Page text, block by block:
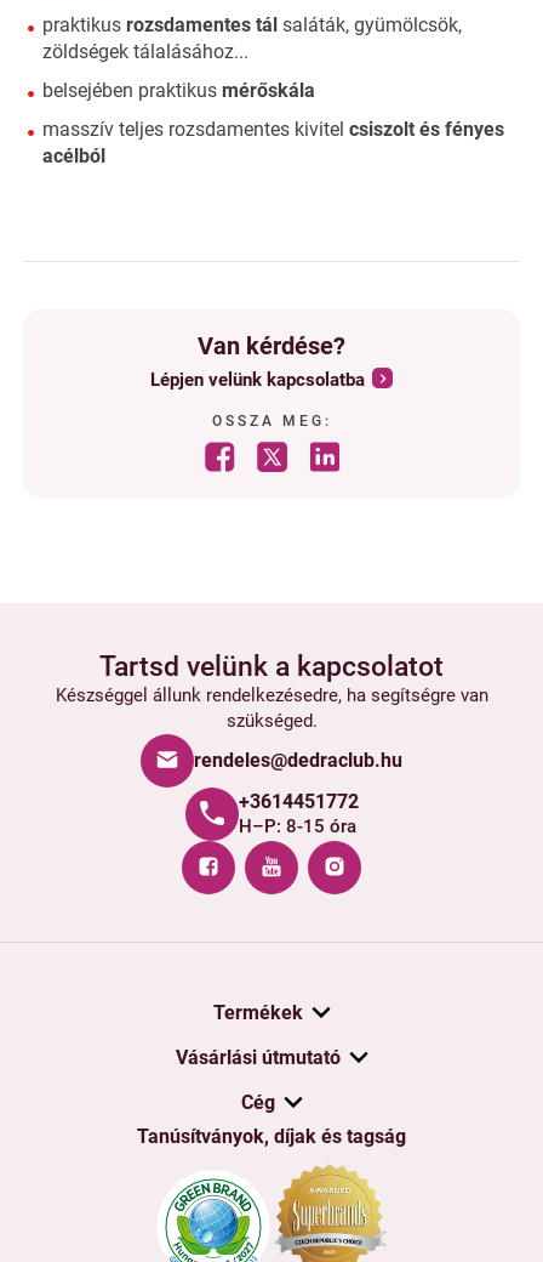
praktikus rozsdamentes tál saláták, gyümölcsök,
zöldségek tálalásához...
belsejében praktikus mérőskála
masszív teljes rozsdamentes kivitel csiszolt és fényes
acélból
Van kérdése?
Lépjen velünk kapcsolatba
OSSZA MEG:
Tartsd velünk a kapcsolatot
Készséggel állunk rendelkezésedre, ha segítségre van
szükséged.
rendeles@dedraclub.hu
+3614451772
H–P: 8-15 óra
Termékek
Vásárlási útmutató
Cég
Tanúsítványok, díjak és tagság